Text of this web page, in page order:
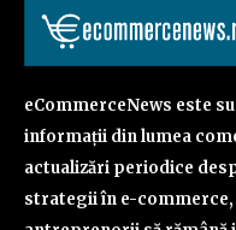
eCommerceNews este
informații din lumea
actualizări periodice
strategii în e-